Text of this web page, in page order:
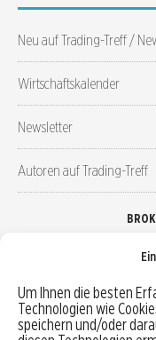
Um Ihnen die besten
Technologien wie
speichern und/oder
Neu auf Trading-Treff /
Wirtschaftskalender
Newsletter
Autoren auf Trading-Treff
Robo-Advisor vergleichen